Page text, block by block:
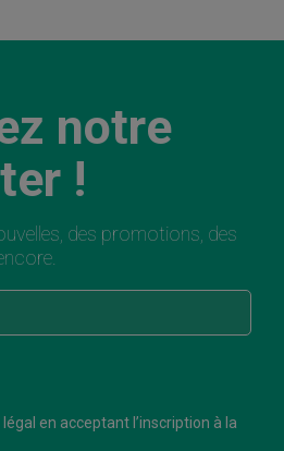
notre
!
des promotions, des
en acceptant l’inscription à la